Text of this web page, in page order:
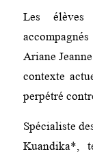
Les
Ariane
contexte
perpétré
Spécialiste
Kuandika*,